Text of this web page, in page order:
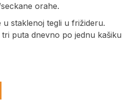
orahe.
u staklenoj tegli u frižideru.
puta dnevno po jednu kašiku